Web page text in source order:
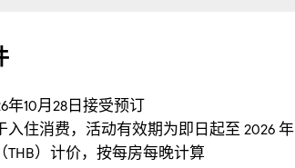
年10月28日接受预订
住消费，活动有效期为即日起至 2026 年
THB）计价，按每房每晚计算